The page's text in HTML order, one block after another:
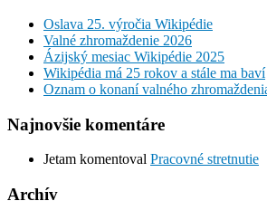
Oslava 25. výročia Wikipédie
Valné zhromaždenie 2026
Ázijský mesiac Wikipédie 2025
Wikipédia má 25 rokov a stále ma baví
Oznam o konaní valného
Najnovšie komentáre
Jetam komentoval Pracovné stretnutie
Archív